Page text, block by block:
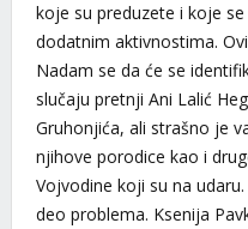
koje su preduzete i koje
dodatnim aktivnostima.
Nadam se da će se
slučaju pretnji Ani Lalić
Gruhonjića, ali strašno je
njihove porodice kao i
Vojvodine koji su na
deo problema. Ksenija